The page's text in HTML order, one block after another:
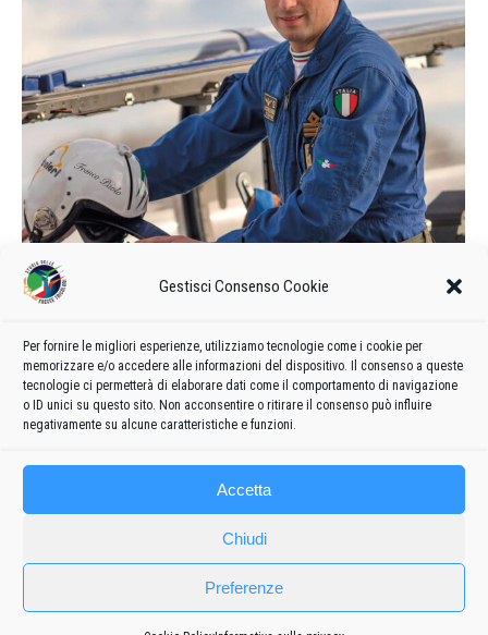
Gestisci Consenso Cookie
Per fornire le migliori esperienze, utilizziamo tecnologie come i cookie per
memorizzare e/o accedere alle informazioni del dispositivo. Il consenso a queste
tecnologie ci permetterà di elaborare dati come il comportamento di navigazione
o ID unici su questo sito. Non acconsentire o ritirare il consenso può influire
negativamente su alcune caratteristiche e funzioni.
Accetta
Chiudi
Preferenze
Franco Paolo Marocco
Diadmin8235 14 Febbraio 2022 Lascia un commento
Frecce